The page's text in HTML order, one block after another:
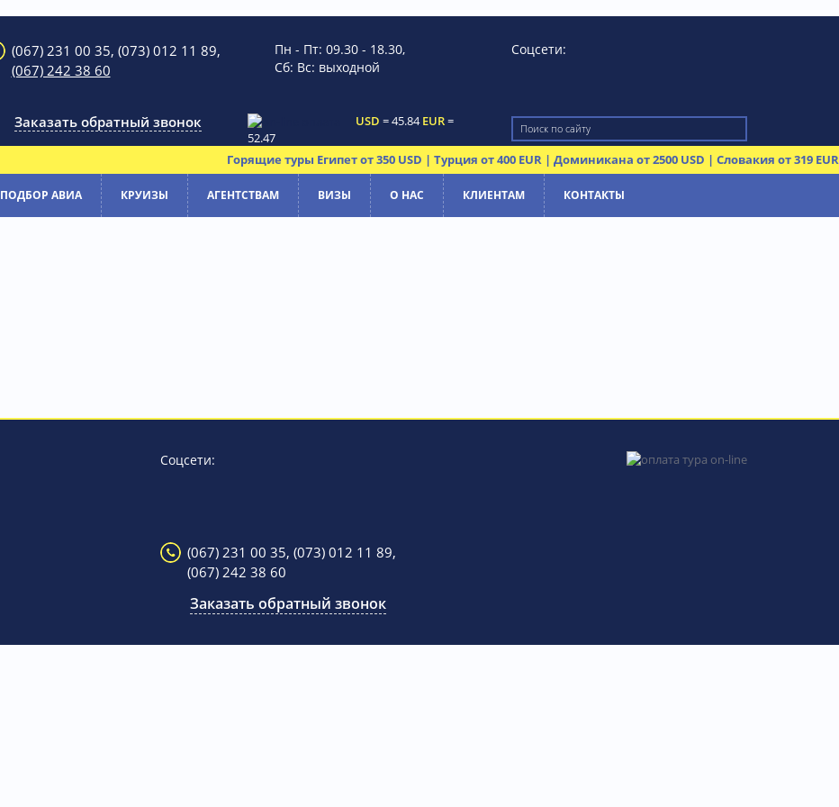
(067) 231 00 35, (073) 012 11 89,
(067) 242 38 60
Заказать обратный звонок
Пн - Пт: 09.30 - 18.30,
Сб: Вс: выходной
USD = 45.84EUR=
52.47
Соцсети:
Горящие туры Египет от 350 USD | Турция от 400 EUR | Доминикана от 2500 USD | Словакия от 319 EUR
ПОДБОР АВИА КРУИЗЫ АГЕНТСТВАМ ВИЗЫ О НАС КЛИЕНТАМ КОНТАКТЫ
Соцсети:
(067) 231 00 35, (073) 012 11 89,
(067) 242 38 60
Заказать обратный звонок